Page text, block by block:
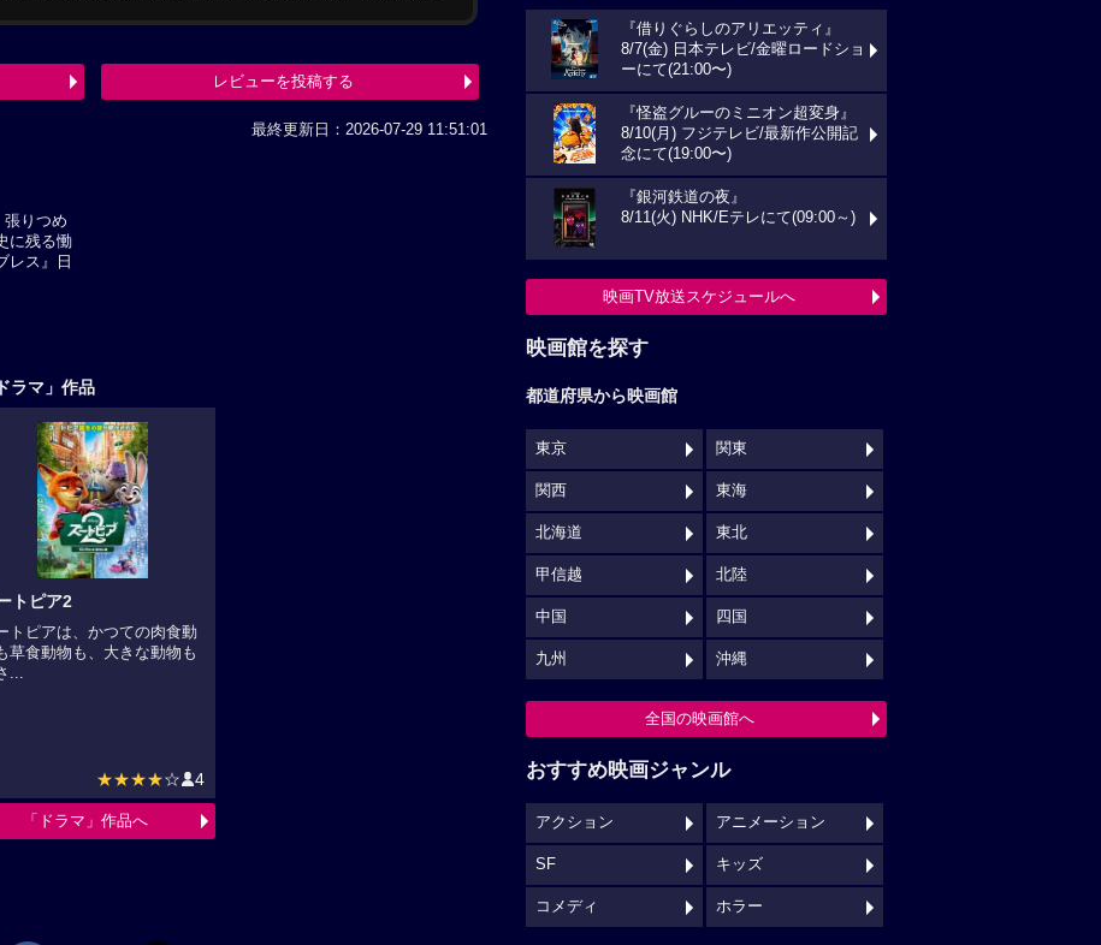
レビューを投稿する
最終更新日：2026-07-29 11:51:01
張りつめ
に残る慟
レス』日
ラマ」作品
トピア2
トピアは、かつての肉食動
草食動物も、大きな動物も
...
★★★★☆ 4
「ドラマ」作品へ
『借りぐらしのアリエッティ』
8/7(金) 日本テレビ/金曜ロードショ
ーにて(21:00〜)
『怪盗グルーのミニオン超変身』
8/10(月) フジテレビ/最新作公開記
念にて(19:00〜)
『銀河鉄道の夜』
8/11(火) NHK/Eテレにて(09:00～)
映画TV放送スケジュールへ
映画館を探す
都道府県から映画館
東京 関東
関西 東海
北海道 東北
甲信越 北陸
中国 四国
九州 沖縄
全国の映画館へ
おすすめ映画ジャンル
アクション アニメーション
SF キッズ
コメディ ホラー